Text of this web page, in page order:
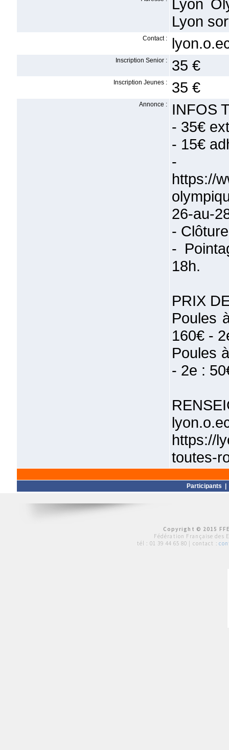
Lyon
Lyon
Contact :
Inscription Senior : 35 €
Inscription Jeunes : 35 €
Annonce :
INFOS
- 35€
- 15€
-
https://
26-au-
-
-
18h.
PRIX
Poules
160€ -
Poules
- 2e :
https://
toutes-
Participants
Copyright © 2015
Fédération Française des
tél : 01 39 44 65 80 | contact :